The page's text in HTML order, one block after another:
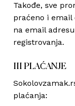
Takođe, sve
praćeno i email
na email
registrovanja.
III PLAĆANJE
plaćanja: